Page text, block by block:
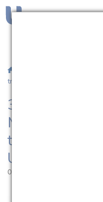
trabalhos de acadêmicos da
33º Simpósio
trabalhos de
UCPel
02.05.2018 | 14:39